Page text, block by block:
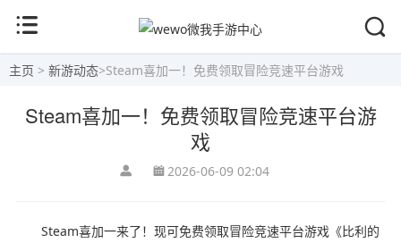
主页 > 新游动态>Steam喜加一！免费领取冒险竞速平台游戏
Steam喜加一！免费领取冒险竞速平台游
戏
2026-06-09 02:04
Steam喜加一来了！现可免费领取冒险竞速平台游戏《比利的